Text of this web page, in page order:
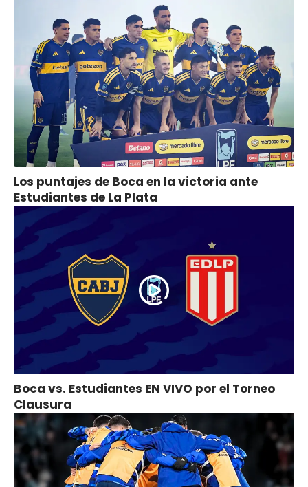
Los puntajes de Boca en la victoria ante
Estudiantes de La Plata
Boca vs. Estudiantes EN VIVO por el Torneo
Clausura